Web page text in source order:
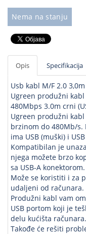
program
Nema na stanju
Opis Specifikacija
Usb kabl M/F 2.0 3,0m
Ugreen produžni kabl
480Mbps 3.0m crni
Ugreen produžni
brzinom do 480Mb/s.
ima USB (muški) i
Kompatibilan je
njega možete brzo
sa USB-A konektorom.
Može se koristiti i za
udaljeni od računara.
Produžni kabl vam
USB portom koji je
delu kućišta računara.
Takođe će rešiti